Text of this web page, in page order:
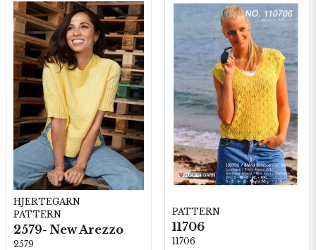
HJERTEGARN
PATTERN
2579- New Arezzo
2579
PATTERN
11706
11706